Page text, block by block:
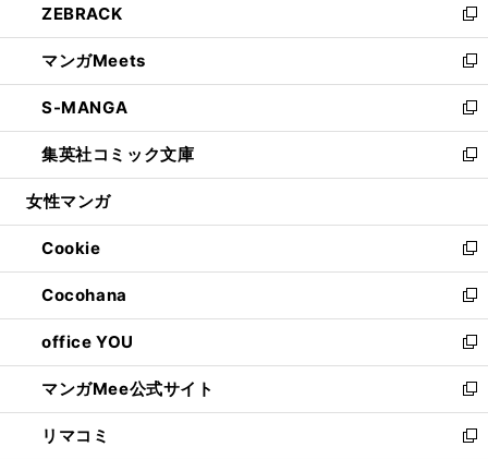
く
で
開
く
ド
ウ
で
開
く
ィ
ン
ド
ウ
で
開
く
い
ウ
ィ
ン
ド
ウ
で
開
ZEBRACK
新
し
い
ウ
ィ
ン
ド
ウ
開
く
マンガMeets
新
し
い
ウ
ィ
ン
ウ
で
開
く
S-MANGA
新
し
い
ウ
ン
ド
ウ
で
開
く
集英社コミック文庫
新
し
ウ
ィ
ン
ド
ウ
で
開
く
女性マンガ
Cookie
新
し
い
ウ
ィ
ン
ド
ウ
で
Cocohana
新
し
い
ウ
ィ
ン
ド
office YOU
新
し
い
ウ
ィ
マンガMee公式サイト
新
し
い
リマコミ
新